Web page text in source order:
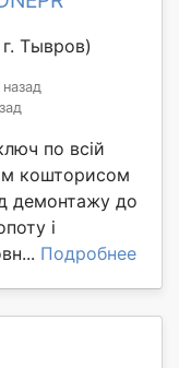
Тывров)
по всій
кошторисом
демонтажу до
і
Подробнее